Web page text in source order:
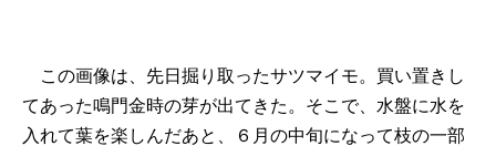
この画像は、先日掘り取ったサツマイモ。買い置きし
てあった鳴門金時の芽が出てきた。そこで、水盤に水を
入れて葉を楽しんだあと、６月の中旬になって枝の一部